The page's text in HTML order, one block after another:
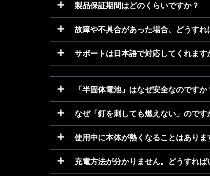
製品保証期間はどのくらいですか？
故障や不具合があった場合、どうすれ
サポートは日本語で対応してくれます
「半固体電池」はなぜ安全なのですか
なぜ「釘を刺しても燃えない」のです
使用中に本体が熱くなることはありま
充電方法が分かりません。どうすれば